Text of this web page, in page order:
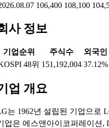
106,400 108,100
사 정보
기업순위 주식수 외국
48위 151,192,004 37.12%
업 개요
는 1962년 설립된 기업으로
업은 에스앤아이코퍼레이션,